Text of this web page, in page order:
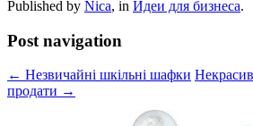
Published by Nica, in Идеи для бизнеса.
Post navigation
← Незвичайні шкільні шафки
продати →